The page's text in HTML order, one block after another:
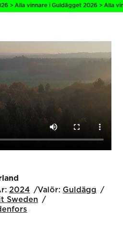
vinnare i Guldägget 2026 > Alla
2024 Valör: Guldägg
Sweden